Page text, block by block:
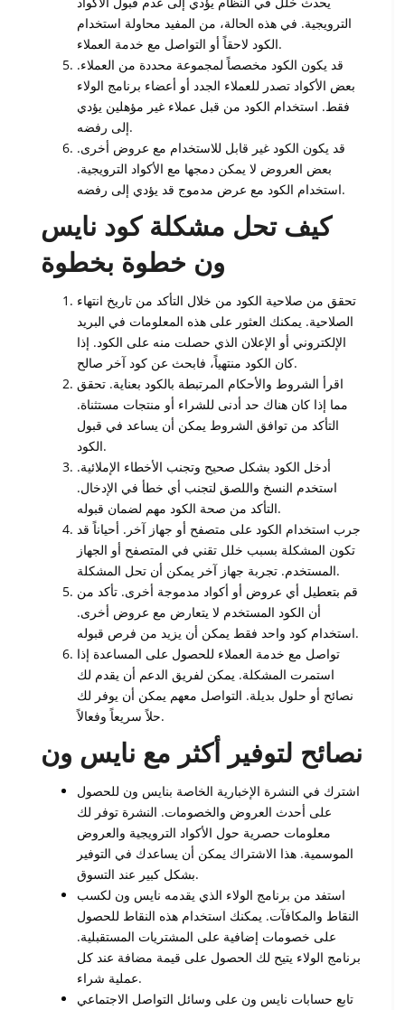
الترويجية. في هذه الحالة، من المفيد محاولة استخدام
الكود لاحقاً أو التواصل مع خدمة العملاء.
قد يكون الكود مخصصاً لمجموعة محددة من العملاء.
بعض الأكواد تصدر للعملاء الجدد أو أعضاء برنامج الولاء
فقط. استخدام الكود من قبل عملاء غير مؤهلين يؤدي
إلى رفضه.
قد يكون الكود غير قابل للاستخدام مع عروض أخرى.
بعض العروض لا يمكن دمجها مع الأكواد الترويجية.
استخدام الكود مع عرض مدموج قد يؤدي إلى رفضه.
كيف تحل مشكلة كود نايس
ون خطوة بخطوة
تحقق من صلاحية الكود من خلال التأكد من تاريخ انتهاء
الصلاحية. يمكنك العثور على هذه المعلومات في البريد
الإلكتروني أو الإعلان الذي حصلت منه على الكود. إذا
كان الكود منتهياً، فابحث عن كود آخر صالح.
اقرأ الشروط والأحكام المرتبطة بالكود بعناية. تحقق
مما إذا كان هناك حد أدنى للشراء أو منتجات مستثناة.
التأكد من توافق الشروط يمكن أن يساعد في قبول
الكود.
أدخل الكود بشكل صحيح وتجنب الأخطاء الإملائية.
استخدم النسخ واللصق لتجنب أي خطأ في الإدخال.
التأكد من صحة الكود مهم لضمان قبوله.
جرب استخدام الكود على متصفح أو جهاز آخر. أحياناً قد
تكون المشكلة بسبب خلل تقني في المتصفح أو الجهاز
المستخدم. تجربة جهاز آخر يمكن أن تحل المشكلة.
قم بتعطيل أي عروض أو أكواد مدموجة أخرى. تأكد من
أن الكود المستخدم لا يتعارض مع عروض أخرى.
استخدام كود واحد فقط يمكن أن يزيد من فرص قبوله.
تواصل مع خدمة العملاء للحصول على المساعدة إذا
استمرت المشكلة. يمكن لفريق الدعم أن يقدم لك
نصائح أو حلول بديلة. التواصل معهم يمكن أن يوفر لك
حلاً سريعاً وفعالاً.
نصائح لتوفير أكثر مع نايس ون
اشترك في النشرة الإخبارية الخاصة بنايس ون للحصول
على أحدث العروض والخصومات. النشرة توفر لك
معلومات حصرية حول الأكواد الترويجية والعروض
الموسمية. هذا الاشتراك يمكن أن يساعدك في التوفير
بشكل كبير عند التسوق.
استفد من برنامج الولاء الذي يقدمه نايس ون لكسب
النقاط والمكافآت. يمكنك استخدام هذه النقاط للحصول
على خصومات إضافية على المشتريات المستقبلية.
برنامج الولاء يتيح لك الحصول على قيمة مضافة عند كل
عملية شراء.
تابع حسابات نايس ون على وسائل التواصل الاجتماعي